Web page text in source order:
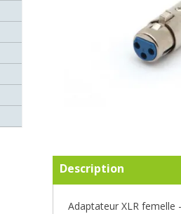
Description
Adaptateur XLR femelle